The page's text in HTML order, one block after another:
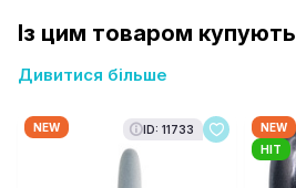
Із цим товаром купують
Дивитися більше
NEW ID: 11733
NEW
HIT